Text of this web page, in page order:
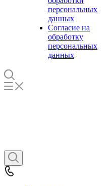
персональных
данных
Согласие на
обработку
персональных
данных